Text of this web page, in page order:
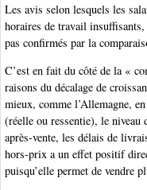
Les avis selon lesquels les
horaires de travail
pas confirmés par la
C’est en fait du côté de la «
raisons du décalage de
mieux, comme l’Allemagne,
(réelle ou ressentie), le niveau
après-vente, les délais de
hors-prix a un effet positif
puisqu’elle permet de vendre